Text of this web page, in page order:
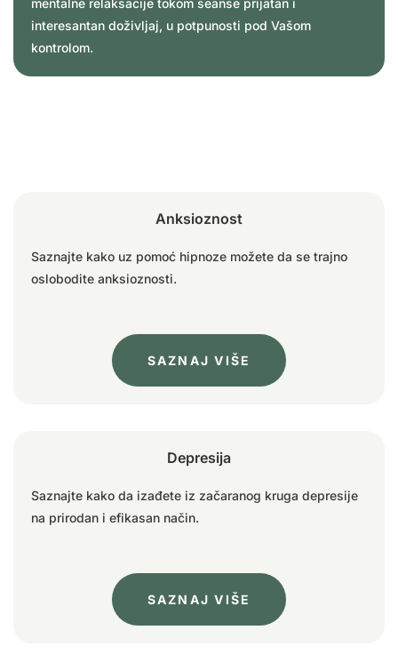
mentalne relaksacije tokom seanse prijatan i
interesantan doživljaj, u potpunosti pod Vašom
kontrolom.
Anksioznost
Saznajte kako uz pomoć hipnoze možete da se trajno
oslobodite anksioznosti.
SAZNAJ VIŠE
Depresija
Saznajte kako da izađete iz začaranog kruga depresije
na prirodan i efikasan način.
SAZNAJ VIŠE